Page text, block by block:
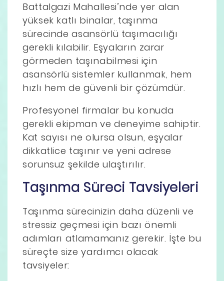
Battalgazi Mahallesi’nde yer alan
yüksek katlı binalar, taşınma
sürecinde asansörlü taşımacılığı
gerekli kılabilir. Eşyaların zarar
görmeden taşınabilmesi için
asansörlü sistemler kullanmak, hem
hızlı hem de güvenli bir çözümdür.
Profesyonel firmalar bu konuda
gerekli ekipman ve deneyime sahiptir.
Kat sayısı ne olursa olsun, eşyalar
dikkatlice taşınır ve yeni adrese
sorunsuz şekilde ulaştırılır.
Taşınma Süreci Tavsiyeleri
Taşınma sürecinizin daha düzenli ve
stressiz geçmesi için bazı önemli
adımları atlamamanız gerekir. İşte bu
süreçte size yardımcı olacak
tavsiyeler: